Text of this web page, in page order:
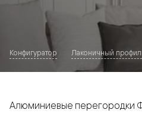
Конфигуратор Лаконичный
Алюминиевые перегородки